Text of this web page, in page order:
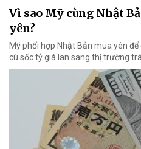
Vì sao Mỹ cùng Nhật
yên?
Mỹ phối hợp Nhật Bản mua yên
cú sốc tỷ giá lan sang thị trường